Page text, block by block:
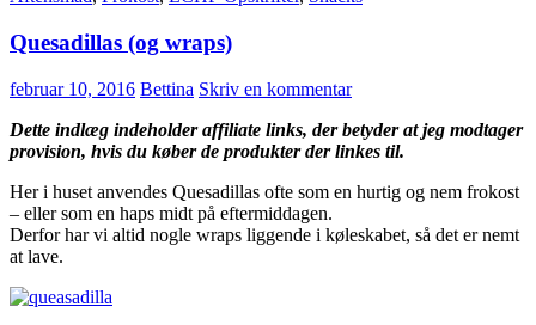
Quesadillas (og wraps)
februar 10, 2016 Bettina Skriv en kommentar
Dette indlæg indeholder affiliate links, der betyder at jeg modtager
provision, hvis du køber de produkter der linkes til.
Her i huset anvendes Quesadillas ofte som en hurtig og nem frokost
– eller som en haps midt på eftermiddagen.
Derfor har vi altid nogle wraps liggende i køleskabet, så det er nemt
at lave.